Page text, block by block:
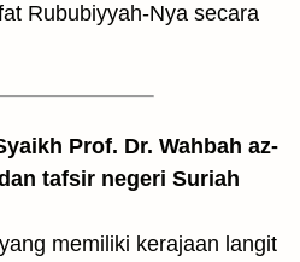
Rububiyyah-Nya secara
Prof. Dr. Wahbah az-
tafsir negeri Suriah
memiliki kerajaan langit